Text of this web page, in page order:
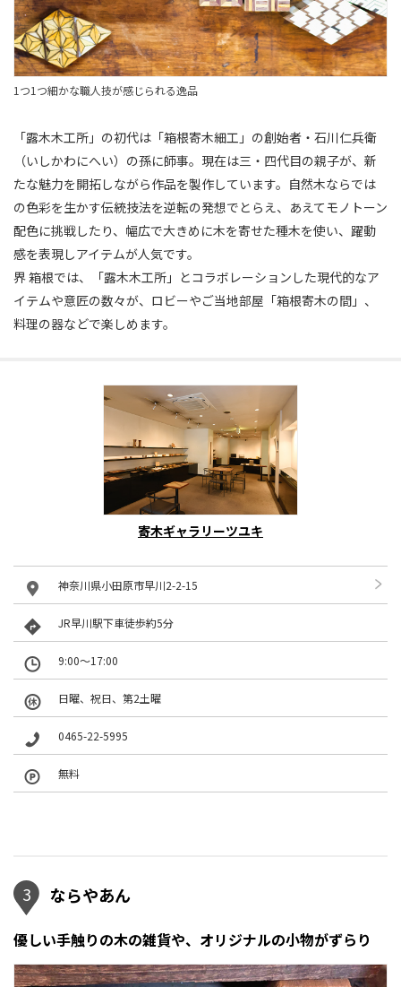
1つ1つ細かな職人技が感じられる逸品
「露木木工所」の初代は「箱根寄木細工」の創始者・石川仁兵衛
（いしかわにへい）の孫に師事。現在は三・四代目の親子が、新
たな魅力を開拓しながら作品を製作しています。自然木ならでは
の色彩を生かす伝統技法を逆転の発想でとらえ、あえてモノトーン
配色に挑戦したり、幅広で大きめに木を寄せた種木を使い、躍動
感を表現しアイテムが人気です。
界 箱根では、「露木木工所」とコラボレーションした現代的なア
イテムや意匠の数々が、ロビーやご当地部屋「箱根寄木の間」、
料理の器などで楽しめます。
寄木ギャラリーツユキ
神奈川県小田原市早川2-2-15
JR早川駅下車徒歩約5分
9:00～17:00
日曜、祝日、第2土曜
0465-22-5995
無料
3 ならやあん
優しい手触りの木の雑貨や、オリジナルの小物がずらり